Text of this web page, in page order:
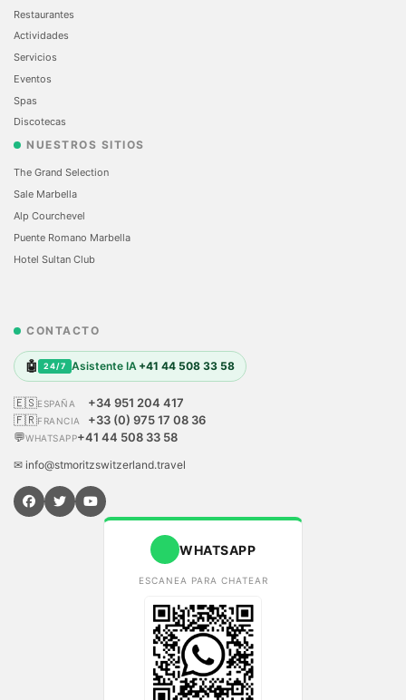
Restaurantes
Actividades
Servicios
Eventos
Spas
Discotecas
NUESTROS SITIOS
The Grand Selection
Sale Marbella
Alp Courchevel
Puente Romano Marbella
Hotel Sultan Club
CONTACTO
🤖 24/7 Asistente IA +41 44 508 33 58
🇪🇸ESPAÑA
+34 951 204 417
🇫🇷FRANCIA
+33 (0) 975 17 08 36
💬WHATSAPP+41 44 508 33 58
✉ info@stmoritzswitzerland.travel
WHATSAPP
ESCANEA PARA CHATEAR